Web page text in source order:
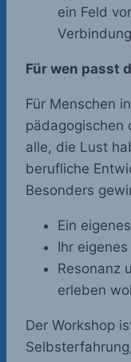
ein Feld
Für wen passt
Für Menschen
pädagogischen
alle, die Lust
berufliche
Besonders
Ein
Ihr
Resonanz
erleben
Der Workshop